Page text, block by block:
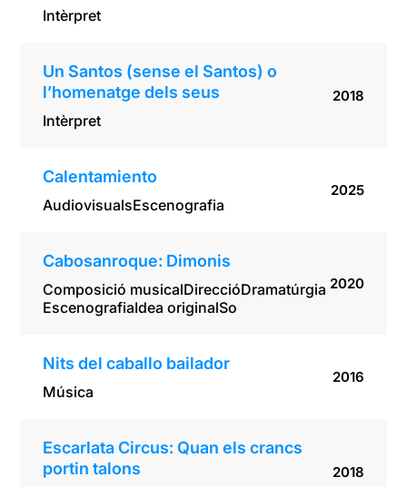
Intèrpret
Un Santos (sense el Santos) o
l’homenatge dels seus
Intèrpret
2018
Calentamiento
AudiovisualsEscenografia
2025
Cabosanroque: Dimonis
Composició musicalDireccióDramatúrgia
EscenografiaIdea originalSo
2020
Nits del caballo bailador
Música
2016
Escarlata Circus: Quan els crancs
portin talons
2018